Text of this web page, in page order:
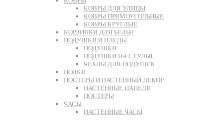
КОВРЫ ДЛЯ УЛИЦЫ
КОВРЫ ПРЯМОУГОЛЬНЫЕ
КОВРЫ КРУГЛЫЕ
КОРЗИНКИ ДЛЯ БЕЛЬЯ
ПОДУШКИ И ПЛЕДЫ
ПОДУШКИ
ПОДУШКИ НА СТУЛЬЯ
ЧЕХЛЫ ДЛЯ ПОДУШЕК
ПОЛКИ
ПОСТЕРЫ И НАСТЕННЫЙ ДЕКОР
НАСТЕННЫЕ ПАНЕЛИ
ПОСТЕРЫ
ЧАСЫ
НАСТЕННЫЕ ЧАСЫ